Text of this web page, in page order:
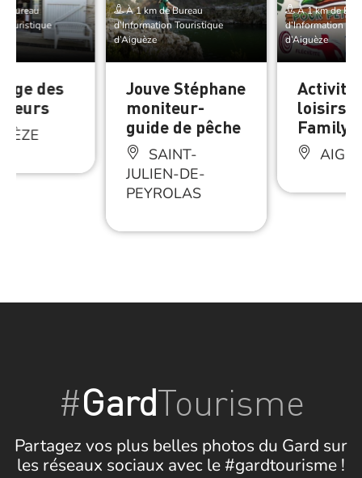
Bureau
Touristique
des
À 1 km de Bureau
d’Information Touristique
d’Aiguèze
Jouve Stéphane
moniteur-
guide de pêche
SAINT-
JULIEN-DE-
PEYROLAS
À 1 km de
d’Information
d’Aiguèze
loisirs :
Family
#GardTourisme
Partagez vos plus belles photos du Gard sur
les réseaux sociaux avec le #gardtourisme !